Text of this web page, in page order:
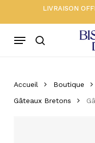
content
LIVRAISON
search
Menu
Votre panier
Accueil Boutique
Gâteaux Bretons
Soyez
votre
au